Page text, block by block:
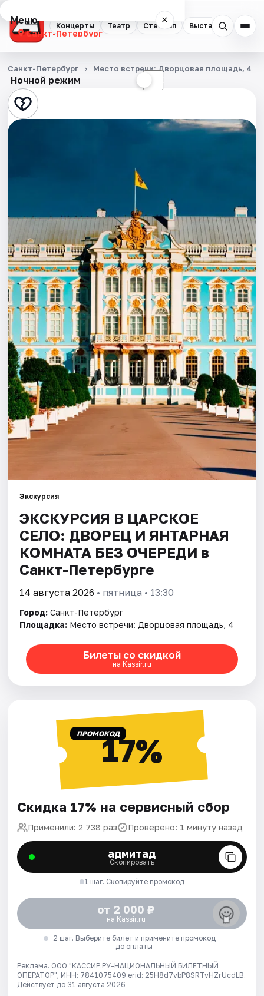
Концерты Театр Стендап Выставки
Меню ×
Санкт-Петербург
Концерты
Театр
Стендап
Спорт
События
Города
Площадки
Артисты
Рейтинги
Ночной режим ☾
Санкт-Петербург Место встречи: Дворцовая площадь, 4
Экскурсия
ЭКСКУРСИЯ В ЦАРСКОЕ
СЕЛО: ДВОРЕЦ И ЯНТАРНАЯ
КОМНАТА БЕЗ ОЧЕРЕДИ в
Санкт-Петербурге
14 августа 2026 • пятница • 13:30
Город: Санкт-Петербург
Площадка: Место встречи: Дворцовая площадь, 4
Билеты со скидкой
на Kassir.ru
ПРОМОКОД17%
Скидка 17% на сервисный сбор
Применили: 2 738 раз Проверено: 1 минуту назад
адмитад
Скопировать
1 шаг. Скопируйте промокод
от 2 000 ₽
на Kassir.ru
2 шаг. Выберите билет и примените промокод
до оплаты
Реклама. ООО "КАССИР.РУ-НАЦИОНАЛЬНЫЙ БИЛЕТНЫЙ
ОПЕРАТОР", ИНН: 7841075409 erid: 25H8d7vbP8SRTvHZrUcdLB.
Действует до 31 августа 2026